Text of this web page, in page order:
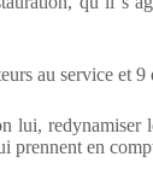
au service et 9
lui, redynamiser
prennent en